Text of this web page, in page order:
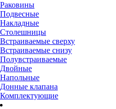
Раковины
Подвесные
Накладные
Столешницы
Встраиваемые сверху
Встраиваемые снизу
Полувстраиваемые
Двойные
Напольные
Донные клапана
Комплектующие